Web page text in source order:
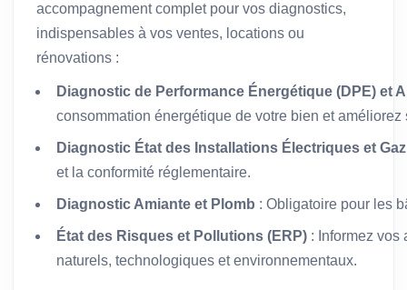
accompagnement complet pour vos diagnostics,
indispensables à vos ventes, locations ou
rénovations :
Diagnostic de Performance Énergétique (DPE) et
consommation énergétique de votre bien et améliorez
Diagnostic État des Installations Électriques et Gaz
et la conformité réglementaire.
Diagnostic Amiante et Plomb : Obligatoire pour les
État des Risques et Pollutions (ERP) : Informez vos
naturels, technologiques et environnementaux.